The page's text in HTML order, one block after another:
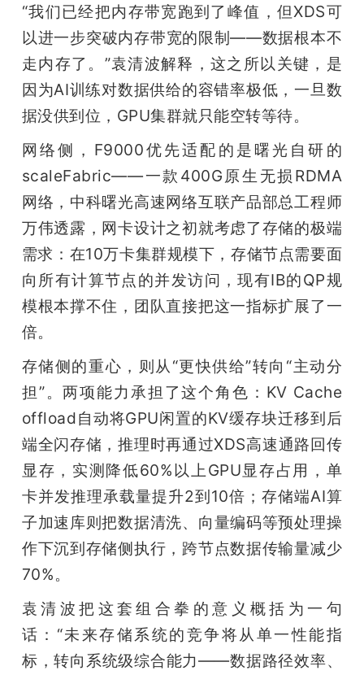
“我们已经把内存带宽跑到了峰值，但XDS可
以进一步突破内存带宽的限制——数据根本不
走内存了。”袁清波解释，这之所以关键，是
因为AI训练对数据供给的容错率极低，一旦数
据没供到位，GPU集群就只能空转等待。
网络侧，F9000优先适配的是曙光自研的
scaleFabric——一款400G原生无损RDMA
网络，中科曙光高速网络互联产品部总工程师
万伟透露，网卡设计之初就考虑了存储的极端
需求：在10万卡集群规模下，存储节点需要面
向所有计算节点的并发访问，现有IB的QP规
模根本撑不住，团队直接把这一指标扩展了一
倍。
存储侧的重心，则从“更快供给”转向“主动分
担”。两项能力承担了这个角色：KV Cache
offload自动将GPU闲置的KV缓存块迁移到后
端全闪存储，推理时再通过XDS高速通路回传
显存，实测降低60%以上GPU显存占用，单
卡并发推理承载量提升2到10倍；存储端AI算
子加速库则把数据清洗、向量编码等预处理操
作下沉到存储侧执行，跨节点数据传输量减少
70%。
袁清波把这套组合拳的意义概括为一句
话：“未来存储系统的竞争将从单一性能指
标，转向系统级综合能力——数据路径效率、